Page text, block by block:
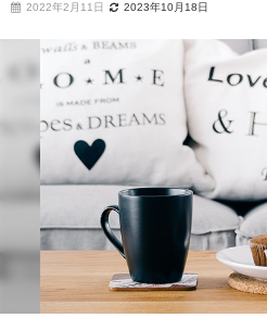
2022年2月11日 2023年10月18日